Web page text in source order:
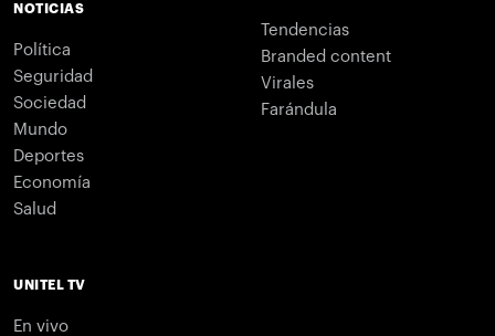
NOTICIAS
Política
Seguridad
Sociedad
Mundo
Deportes
Economía
Salud
Tendencias
Branded content
Virales
Farándula
UNITEL TV
En vivo